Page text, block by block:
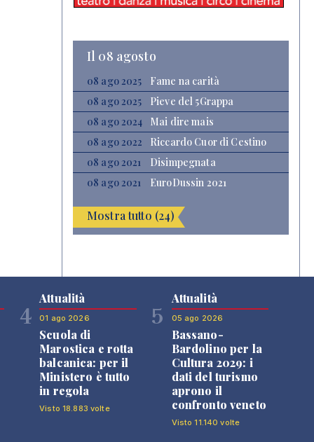
Il 08 agosto
08 ago 2025
Fame na carità
08 ago 2025
Pieve del 5Grappa
08 ago 2024
Mai dire mais
08 ago 2022
Riccardo Cuor di Cestino
08 ago 2021
Disimpegnata
08 ago 2021
EuroDussin 2021
Mostra tutto (24)
4
Attualità
01 ago 2026
Scuola di
Marostica e rotta
balcanica: per il
Ministero è tutto
in regola
Visto 18.883 volte
5
Attualità
05 ago 2026
Bassano-
Bardolino per la
Cultura 2029: i
dati del turismo
aprono il
confronto veneto
Visto 11.140 volte